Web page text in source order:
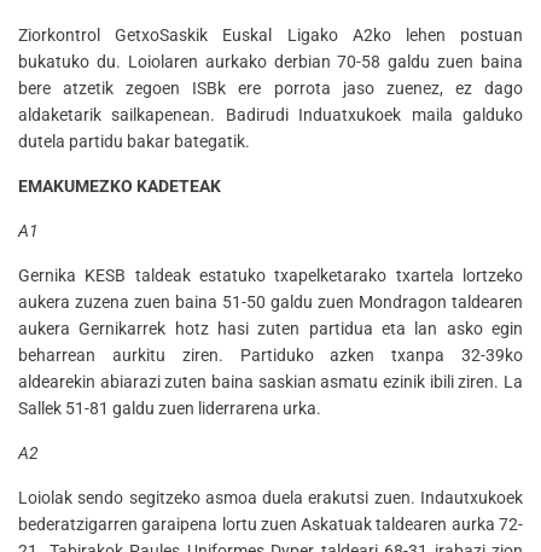
Ziorkontrol GetxoSaskik Euskal Ligako A2ko lehen postuan
bukatuko du. Loiolaren aurkako derbian 70-58 galdu zuen baina
bere atzetik zegoen ISBk ere porrota jaso zuenez, ez dago
aldaketarik sailkapenean. Badirudi Induatxukoek maila galduko
dutela partidu bakar bategatik.
EMAKUMEZKO KADETEAK
A1
Gernika KESB taldeak estatuko txapelketarako txartela lortzeko
aukera zuzena zuen baina 51-50 galdu zuen Mondragon taldearen
aukera Gernikarrek hotz hasi zuten partidua eta lan asko egin
beharrean aurkitu ziren. Partiduko azken txanpa 32-39ko
aldearekin abiarazi zuten baina saskian asmatu ezinik ibili ziren. La
Sallek 51-81 galdu zuen liderrarena urka.
A2
Loiolak sendo segitzeko asmoa duela erakutsi zuen. Indautxukoek
bederatzigarren garaipena lortu zuen Askatuak taldearen aurka 72-